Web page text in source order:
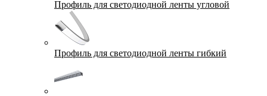
Профиль для светодиодной ленты угловой
Профиль для светодиодной ленты гибкий